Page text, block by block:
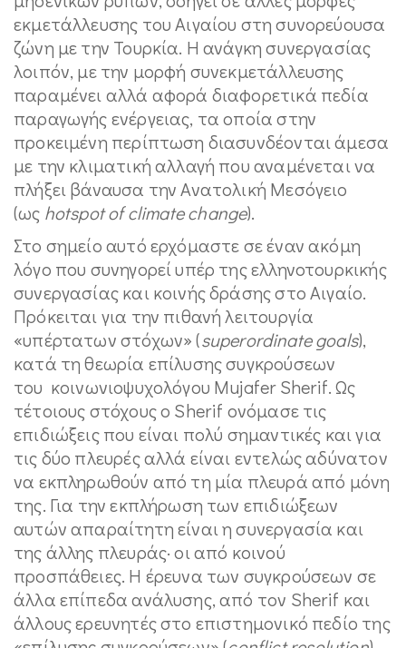
εκμετάλλευσης του Αιγαίου στη συνορεύουσα
ζώνη με την Τουρκία. Η ανάγκη συνεργασίας
λοιπόν, με την μορφή συνεκμετάλλευσης
παραμένει αλλά αφορά διαφορετικά πεδία
παραγωγής ενέργειας, τα οποία στην
προκειμένη περίπτωση διασυνδέονται άμεσα
με την κλιματική αλλαγή που αναμένεται να
πλήξει βάναυσα την Ανατολική Μεσόγειο
(ως hotspotof climatechange).
Στο σημείο αυτό ερχόμαστε σε έναν ακόμη
λόγο που συνηγορεί υπέρ της ελληνοτουρκικής
συνεργασίας και κοινής δράσης στο Αιγαίο.
Πρόκειται για την πιθανή λειτουργία
«υπέρτατων στόχων» (superordinate goals),
κατά τη θεωρία επίλυσης συγκρούσεων
του κοινωνιοψυχολόγου Mujafer Sherif. Ως
τέτοιους στόχους ο Sherif ονόμασε τις
επιδιώξεις που είναι πολύ σημαντικές και για
τις δύο πλευρές αλλά είναι εντελώς αδύνατον
να εκπληρωθούν από τη µία πλευρά από μόνη
της. Για την εκπλήρωση των επιδιώξεων
αυτών απαραίτητη είναι η συνεργασία και
της άλλης πλευράς· οι από κοινού
προσπάθειες. Η έρευνα των συγκρούσεων σε
άλλα επίπεδα ανάλυσης, από τον Sherif και
άλλους ερευνητές στο επιστημονικό πεδίο της